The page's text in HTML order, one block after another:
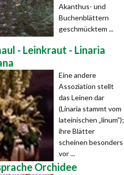
Akanthus- und
Buchenblättern
geschmücktem ...
- Leinkraut - Linaria
Eine andere
Assoziation stellt
das Leinen dar
(Linaria stammt vom
lateinischen „linum”);
ihre Blätter
scheinen besonders
vor ...
Orchidee